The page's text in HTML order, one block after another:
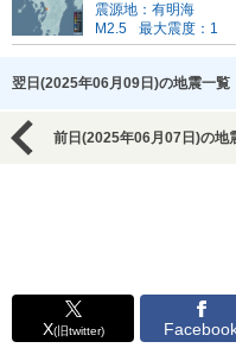
震源地：有明海
M2.5
最大震度：1
翌日(2025年06月09日)の地震一覧
前日(2025年06月07日)の地
X(旧twitter)